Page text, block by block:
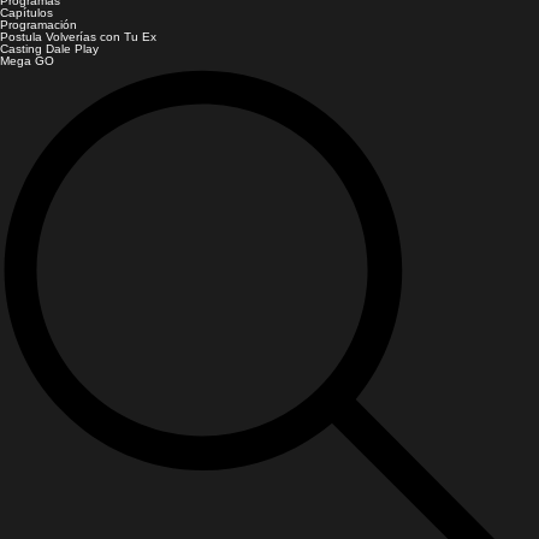
Capítulos
Programación
Postula Volverías con Tu Ex
Casting Dale Play
Mega GO